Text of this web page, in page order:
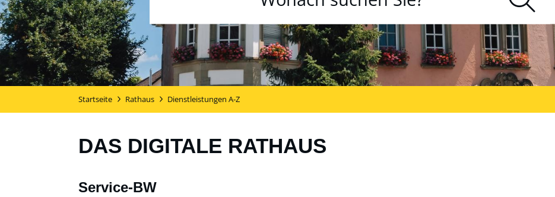
Startseite Rathaus Dienstleistungen A-Z
DAS DIGITALE RATHAUS
Service-BW